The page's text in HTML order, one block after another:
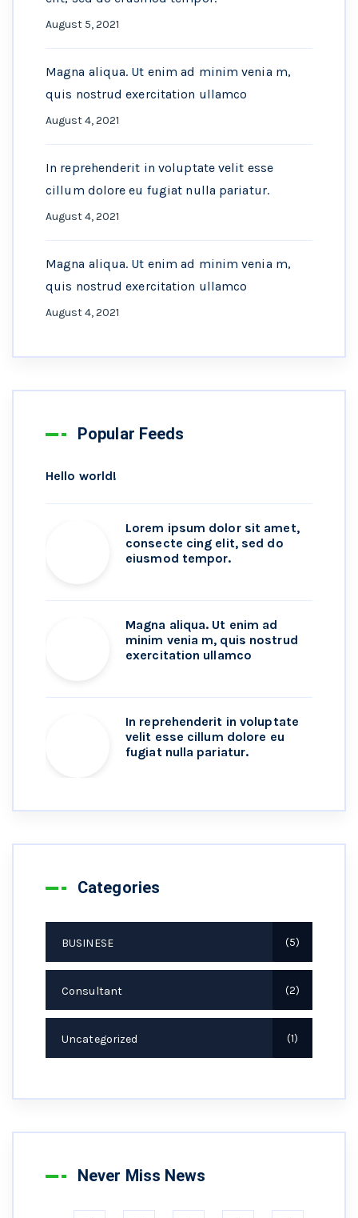
August 5, 2021
Magna aliqua. Ut enim ad minim venia m,
quis nostrud exercitation ullamco
August 4, 2021
In reprehenderit in voluptate velit esse
cillum dolore eu fugiat nulla pariatur.
August 4, 2021
Magna aliqua. Ut enim ad minim venia m,
quis nostrud exercitation ullamco
August 4, 2021
Popular Feeds
Hello world!
Lorem ipsum dolor sit amet,
consecte cing elit, sed do
eiusmod tempor.
Magna aliqua. Ut enim ad
minim venia m, quis nostrud
exercitation ullamco
In reprehenderit in voluptate
velit esse cillum dolore eu
fugiat nulla pariatur.
Categories
BUSINESE 5
Consultant 2
Uncategorized 1
Never Miss News